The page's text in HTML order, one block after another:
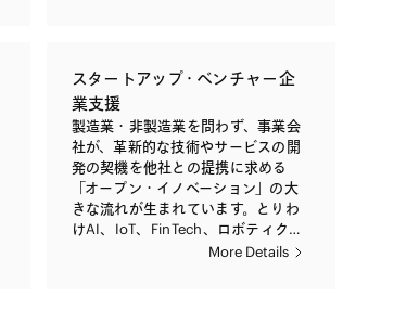
会となっております。当事務所は、
上場会社・非上場会社を問わず、招
集通知作成やスケジューリングなど
の株主総会の事前準備や、総会当日
の事務局支援を含め、株主総会の適
法かつ妥当な運営をサポートしてお
ります。招集通知などの英訳や総会
議事録の作成も行います。
スタートアップ・ベンチャー企
業支援
製造業・非製造業を問わず、事業会
社が、革新的な技術やサービスの開
発の契機を他社との提携に求める
「オープン・イノベーション」の大
きな流れが生まれています。とりわ
けAI、IoT、FinTech、ロボティク
ス、宇宙開発等の最先端技術の分野
More Details